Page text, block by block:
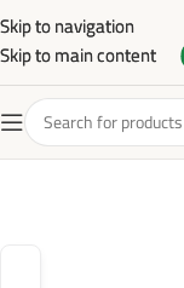
Skip to navigation
Skip to main content
Skip to navigation
Skip to main content